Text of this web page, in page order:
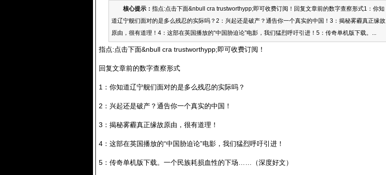
核心提示： 指点:点击下面&nbull cra trustworthypp;即可收费订阅！回复文章前的数字查察形式1：你知
道辽宁舰们面对的是多么残忍的实际吗？2：兴起还是破产？通告你一个真实的中国！3：揭秘雾霾真正缘故
原由，很有道理！4：这部在英国播放的“中国胁迫论”电影，我们猛烈呼吁引进！5：传奇单机版下载。...
指点:点击下面&nbull cra trustworthypp;即可收费订阅！
回复文章前的数字查察形式
1：你知道辽宁舰们面对的是多么残忍的实际吗？
2：兴起还是破产？通告你一个真实的中国！
3：揭秘雾霾真正缘故原由，很有道理！
4：这部在英国播放的“中国胁迫论”电影，我们猛烈呼吁引进！
5：传奇单机版下载。一个民族耗损血性的下场……（深度好文）